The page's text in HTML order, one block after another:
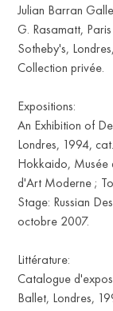
IT
Julian Barran
G. Rasamatt,
Sotheby's,
Collection privée.
Expositions:
An Exhibition of
Londres, 1994,
Hokkaido, Musée
d'Art Moderne ;
Stage: Russian
octobre 2007.
Littérature:
Catalogue
Ballet, Londres,